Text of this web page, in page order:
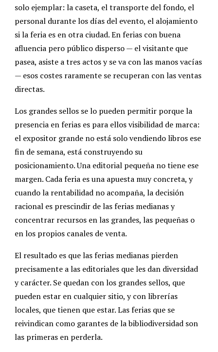
solo ejemplar: la caseta, el transporte del fondo, el
personal durante los días del evento, el alojamiento
si la feria es en otra ciudad. En ferias con buena
afluencia pero público disperso — el visitante que
pasea, asiste a tres actos y se va con las manos vacías
— esos costes raramente se recuperan con las ventas
directas.
Los grandes sellos se lo pueden permitir porque la
presencia en ferias es para ellos visibilidad de marca:
el expositor grande no está solo vendiendo libros ese
fin de semana, está construyendo su
posicionamiento. Una editorial pequeña no tiene ese
margen. Cada feria es una apuesta muy concreta, y
cuando la rentabilidad no acompaña, la decisión
racional es prescindir de las ferias medianas y
concentrar recursos en las grandes, las pequeñas o
en los propios canales de venta.
El resultado es que las ferias medianas pierden
precisamente a las editoriales que les dan diversidad
y carácter. Se quedan con los grandes sellos, que
pueden estar en cualquier sitio, y con librerías
locales, que tienen que estar. Las ferias que se
reivindican como garantes de la bibliodiversidad son
las primeras en perderla.